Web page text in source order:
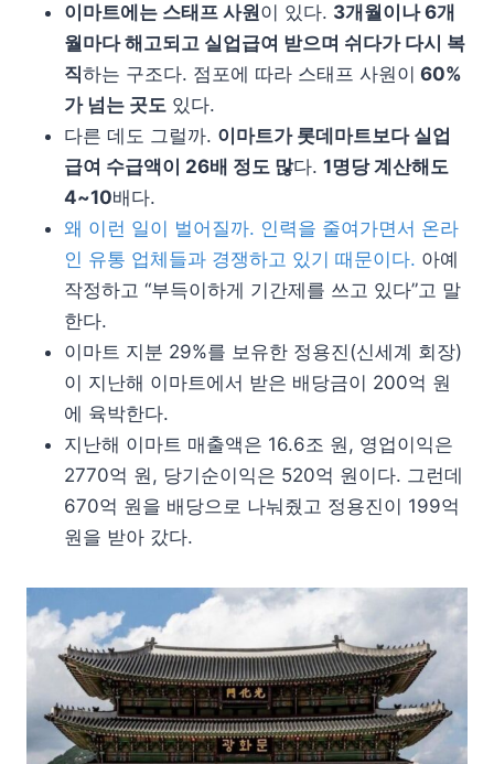
이마트에는 스태프 사원이 있다. 3개월이나 6개
월마다 해고되고 실업급여 받으며 쉬다가 다시 복
직하는 구조다. 점포에 따라 스태프 사원이 60%
가 넘는 곳도 있다.
다른 데도 그럴까. 이마트가 롯데마트보다 실업
급여 수급액이 26배 정도 많다. 1명당 계산해도
4~10배다.
왜 이런 일이 벌어질까. 인력을 줄여가면서 온라
인 유통 업체들과 경쟁하고 있기 때문이다. 아예
작정하고 “부득이하게 기간제를 쓰고 있다”고 말
한다.
이마트 지분 29%를 보유한 정용진(신세계 회장)
이 지난해 이마트에서 받은 배당금이 200억 원
에 육박한다.
지난해 이마트 매출액은 16.6조 원, 영업이익은
2770억 원, 당기순이익은 520억 원이다. 그런데
670억 원을 배당으로 나눠줬고 정용진이 199억
원을 받아 갔다.